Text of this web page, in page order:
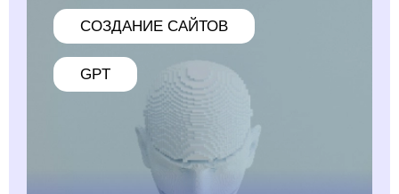
CОЗДАНИЕ САЙТОВ
GPT